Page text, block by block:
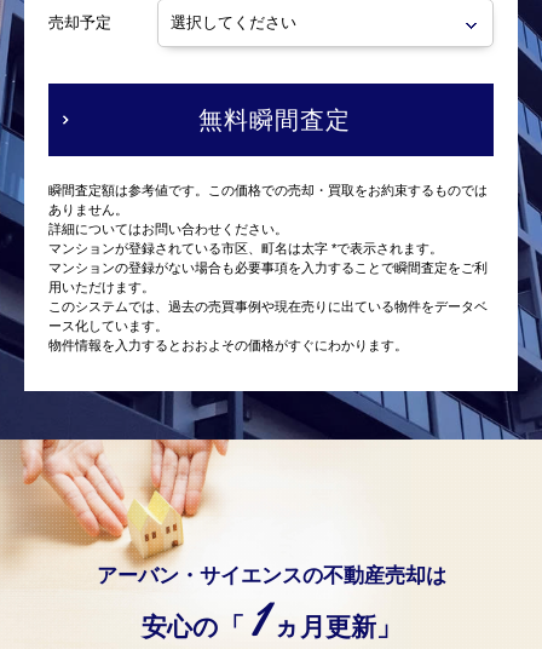
売却予定
無料瞬間査定
瞬間査定額は参考値です。この価格での売却・買取をお約束するものでは
ありません。
詳細についてはお問い合わせください。
マンションが登録されている市区、町名は太字 *で表示されます。
マンションの登録がない場合も必要事項を入力することで瞬間査定をご利
用いただけます。
このシステムでは、過去の売買事例や現在売りに出ている物件をデータベ
ース化しています。
物件情報を入力するとおおよその価格がすぐにわかります。
アーバン・サイエンスの不動産売却は
安心の「 1 ヵ月更新」